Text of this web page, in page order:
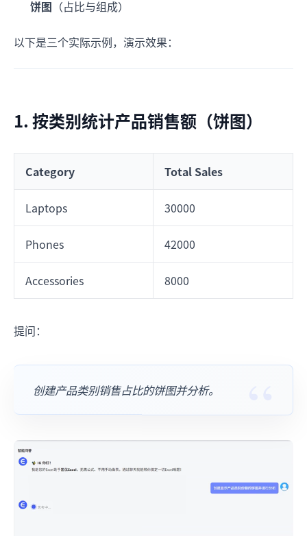
饼图 （占比与组成）
以下是三个实际示例，演示效果：
1. 按类别统计产品销售额（饼图）
Category Total Sales
Laptops 30000
Phones 42000
Accessories 8000
提问：
创建产品类别销售占比的饼图并分析。